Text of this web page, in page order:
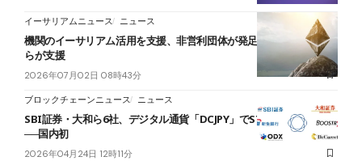
イーサリアムニュース ニュース
機関のイーサリアム活用を支援、非営利団体が発足──ビットマイン
らが支援
2026年07月02日 08時43分
ブロックチェーンニュース ニュース
SBI証券・大和ら6社、デジタル通貨「DCJPY」でST決済の実証完了
──国内初
2026年04月24日 12時11分